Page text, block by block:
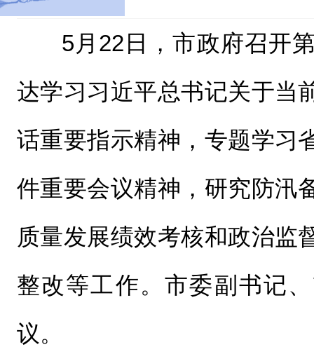
5月22日，市政府召开
达学习习近平总书记关于当
话重要指示精神，专题学习
件重要会议精神，研究防汛
质量发展绩效考核和政治监
整改等工作。市委副书记
议。